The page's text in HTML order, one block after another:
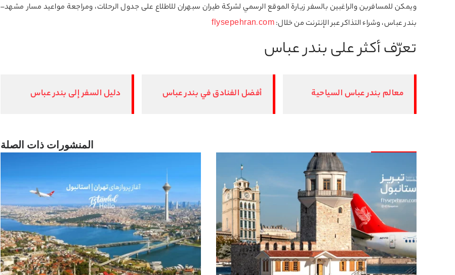
ويمكن للمسافرين والراغبين بالسفر زيارة الموقع الرسمي لشركة طيران سبهران للاطلاع على جدول الرحلات، ومراجعة مواعيد مسار مشهد–
بندر عباس، وشراء التذاكر عبر الإنترنت من خلال:flysepehran.com
تعرّف أكثر على بندر عباس
معالم بندر عباس السياحية أفضل الفنادق في بندر عباس دليل السفر إلى بندر عباس